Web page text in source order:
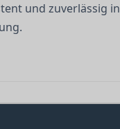
und zuverlässig in